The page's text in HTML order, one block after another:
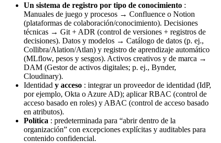
Un sistema de registro por tipo de conocimiento :
Manuales de juego y procesos → Confluence o Notion
(plataformas de colaboración/conocimiento). Decisiones
técnicas → Git + ADR (control de versiones + registros de
decisiones). Datos y modelos → Catálogo de datos (p. ej.,
Collibra/Alation/Atlan) y registro de aprendizaje automático
(MLflow, pesos y sesgos). Activos creativos y de marca →
DAM (Gestor de activos digitales; p. ej., Bynder,
Cloudinary).
Identidad y acceso : integrar un proveedor de identidad (IdP,
por ejemplo, Okta o Azure AD); aplicar RBAC (control de
acceso basado en roles) y ABAC (control de acceso basado
en atributos).
Política : predeterminada para “abrir dentro de la
organización” con excepciones explícitas y auditables para
contenido confidencial.